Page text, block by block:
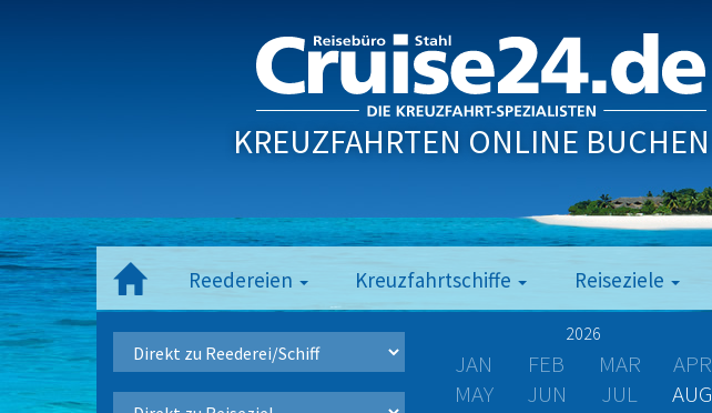
KREUZFAHRTEN ONLINE BUCHEN
Reedereien Kreuzfahrtschiffe Reiseziele
2026
JAN FEB MAR
APR
MAY
JUN JUL
AUG